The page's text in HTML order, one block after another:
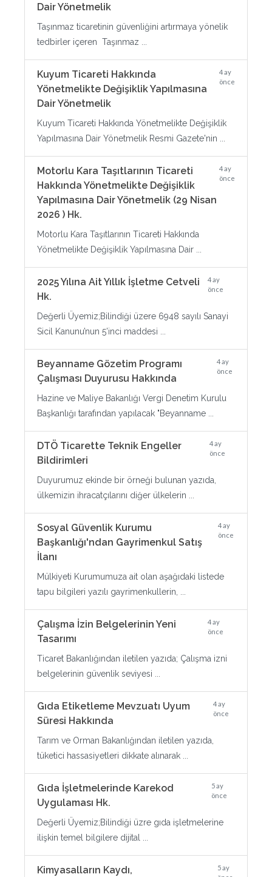
Dair Yönetmelik
Taşınmaz ticaretinin güvenliğini artırmaya yönelik
tedbirler içeren Taşınmaz ...
Kuyum Ticareti Hakkında
Yönetmelikte Değişiklik Yapılmasına
Dair Yönetmelik
4 ay
önce
Kuyum Ticareti Hakkında Yönetmelikte Değişiklik
Yapılmasına Dair Yönetmelik Resmi Gazete'nin ...
Motorlu Kara Taşıtlarının Ticareti
Hakkında Yönetmelikte Değişiklik
Yapılmasına Dair Yönetmelik (29 Nisan
2026 ) Hk.
4 ay
önce
Motorlu Kara Taşıtlarının Ticareti Hakkında
Yönetmelikte Değişiklik Yapılmasına Dair ...
2025 Yılına Ait Yıllık İşletme Cetveli
Hk.
4 ay
önce
Değerli Üyemiz;Bilindiği üzere 6948 sayılı Sanayi
Sicil Kanunu’nun 5’inci maddesi ...
Beyanname Gözetim Programı
Çalışması Duyurusu Hakkında
4 ay
önce
Hazine ve Maliye Bakanlığı Vergi Denetim Kurulu
Başkanlığı tarafından yapılacak "Beyanname ...
DTÖ Ticarette Teknik Engeller
Bildirimleri
4 ay
önce
Duyurumuz ekinde bir örneği bulunan yazıda,
ülkemizin ihracatçılarını diğer ülkelerin ...
Sosyal Güvenlik Kurumu
Başkanlığı'ndan Gayrimenkul Satış
İlanı
4 ay
önce
Mülkiyeti Kurumumuza ait olan aşağıdaki listede
tapu bilgileri yazılı gayrimenkullerin, ...
Çalışma İzin Belgelerinin Yeni
Tasarımı
4 ay
önce
Ticaret Bakanlığından iletilen yazıda; Çalışma izni
belgelerinin güvenlik seviyesi ...
Gıda Etiketleme Mevzuatı Uyum
Süresi Hakkında
4 ay
önce
Tarım ve Orman Bakanlığından iletilen yazıda,
tüketici hassasiyetleri dikkate alınarak ...
Gıda İşletmelerinde Karekod
Uygulaması Hk.
5 ay
önce
Değerli Üyemiz;Bilindiği üzre gıda işletmelerine
ilişkin temel bilgilere dijital ...
Kimyasalların Kaydı,
5 ay